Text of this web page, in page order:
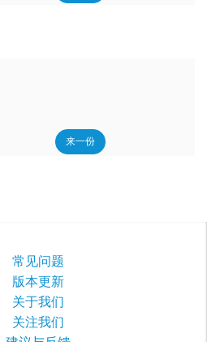
来一份
常见问题
版本更新
关于我们
关注我们